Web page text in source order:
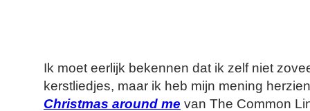
Ik moet eerlijk bekennen dat ik zelf niet
kerstliedjes, maar ik heb mijn mening
Christmas around me van The Common